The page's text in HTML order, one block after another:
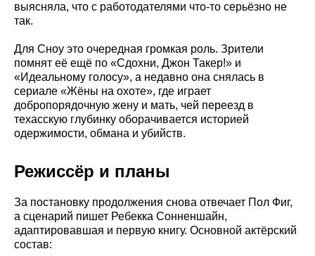
выясняла, что с работодателями что-то серьёзно не
так.
Для Сноу это очередная громкая роль. Зрители
помнят её ещё по «Сдохни, Джон Такер!» и
«Идеальному голосу», а недавно она снялась в
сериале «Жёны на охоте», где играет
добропорядочную жену и мать, чей переезд в
техасскую глубинку оборачивается историей
одержимости, обмана и убийств.
Режиссёр и планы
За постановку продолжения снова отвечает Пол Фиг,
а сценарий пишет Ребекка Сонненшайн,
адаптировавшая и первую книгу. Основной актёрский
состав: